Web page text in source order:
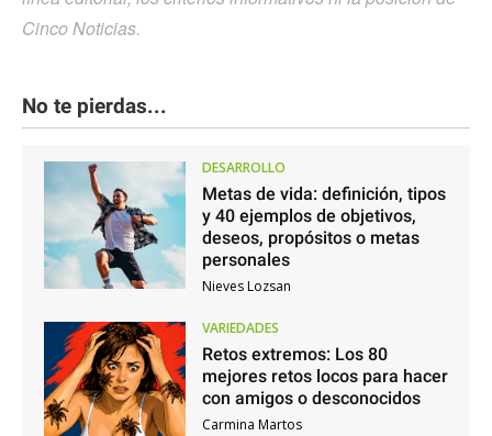
Cinco Noticias.
No te pierdas...
DESARROLLO
Metas de vida: definición, tipos
y 40 ejemplos de objetivos,
deseos, propósitos o metas
personales
Nieves Lozsan
VARIEDADES
Retos extremos: Los 80
mejores retos locos para hacer
con amigos o desconocidos
Carmina Martos